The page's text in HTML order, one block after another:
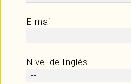
E-mail
Nivel de Inglés